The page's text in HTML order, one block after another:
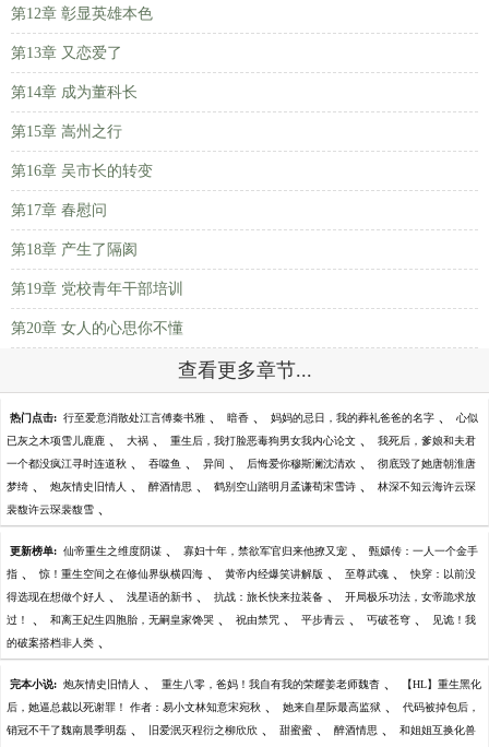
第12章 彰显英雄本色
第13章 又恋爱了
第14章 成为董科长
第15章 嵩州之行
第16章 吴市长的转变
第17章 春慰问
第18章 产生了隔阂
第19章 党校青年干部培训
第20章 女人的心思你不懂
查看更多章节...
热门点击: 行至爱意消散处江言傅秦书雅 、 暗香 、 妈妈的忌日，我的葬礼爸爸的名字 、 心似
已灰之木项雪儿鹿鹿 、 大祸 、 重生后，我打脸恶毒狗男女我内心论文 、 我死后，爹娘和夫君
一个都没疯江寻时连道秋 、 吞噬鱼 、 异间 、 后悔爱你穆斯澜沈清欢 、 彻底毁了她唐朝淮唐
梦绮 、 炮灰情史旧情人 、 醉酒情思 、 鹤别空山踏明月孟谦荀宋雪诗 、 林深不知云海许云琛
裴馥许云琛裴馥雪 、
更新榜单: 仙帝重生之维度阴谋 、 寡妇十年，禁欲军官归来他撩又宠 、 甄嬛传：一人一个金手
指 、 惊！重生空间之在修仙界纵横四海 、 黄帝内经爆笑讲解版 、 至尊武魂 、 快穿：以前没
得选现在想做个好人 、 浅星语的新书 、 抗战：旅长快来拉装备 、 开局极乐功法，女帝跪求放
过！ 、 和离王妃生四胞胎，无嗣皇家馋哭 、 祝由禁咒 、 平步青云 、 丐破苍穹 、 见诡！我
的破案搭档非人类 、
完本小说: 炮灰情史旧情人 、 重生八零，爸妈！我自有我的荣耀姜老师魏杳 、 【HL】重生黑化
后，她逼总裁以死谢罪！ 作者：易小文林知意宋宛秋 、 她来自星际最高监狱 、 代码被掉包后，
销冠不干了魏南晨季明磊 、 旧爱泯灭程衍之柳欣欣 、 甜蜜蜜 、 醉酒情思 、 和姐姐互换化兽